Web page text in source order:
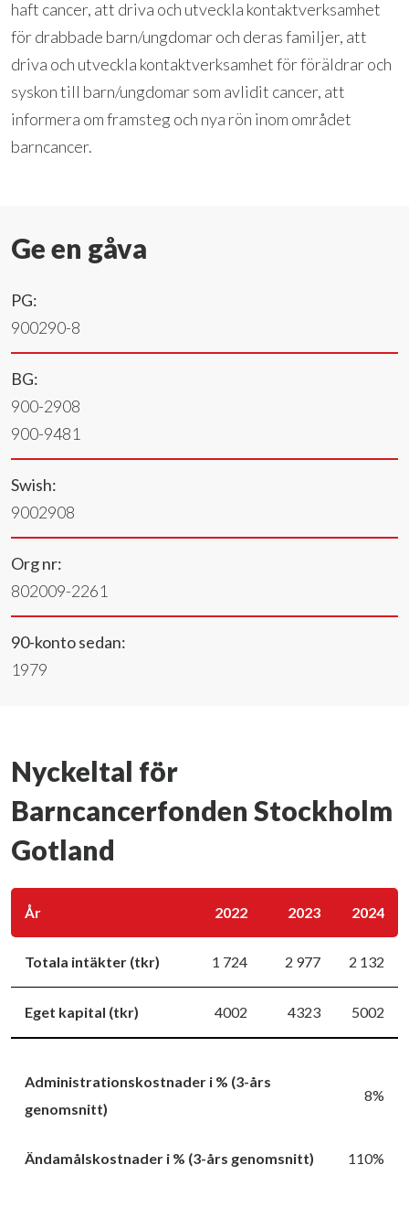
haft cancer, att driva och utveckla kontaktverksamhet
för drabbade barn/ungdomar och deras familjer, att
driva och utveckla kontaktverksamhet för föräldrar och
syskon till barn/ungdomar som avlidit cancer, att
informera om framsteg och nya rön inom området
barncancer.
Ge en gåva
PG:
900290-8
BG:
900-2908
900-9481
Swish:
9002908
Org nr:
802009-2261
90-konto sedan:
1979
Nyckeltal för
Barncancerfonden Stockholm
Gotland
År 2022 2023 2024
Totala intäkter (tkr) 1 724 2 977 2 132
Eget kapital (tkr) 4002 4323 5002
Administrationskostnader i % (3-års
genomsnitt)
8%
Ändamålskostnader i % (3-års genomsnitt) 110%